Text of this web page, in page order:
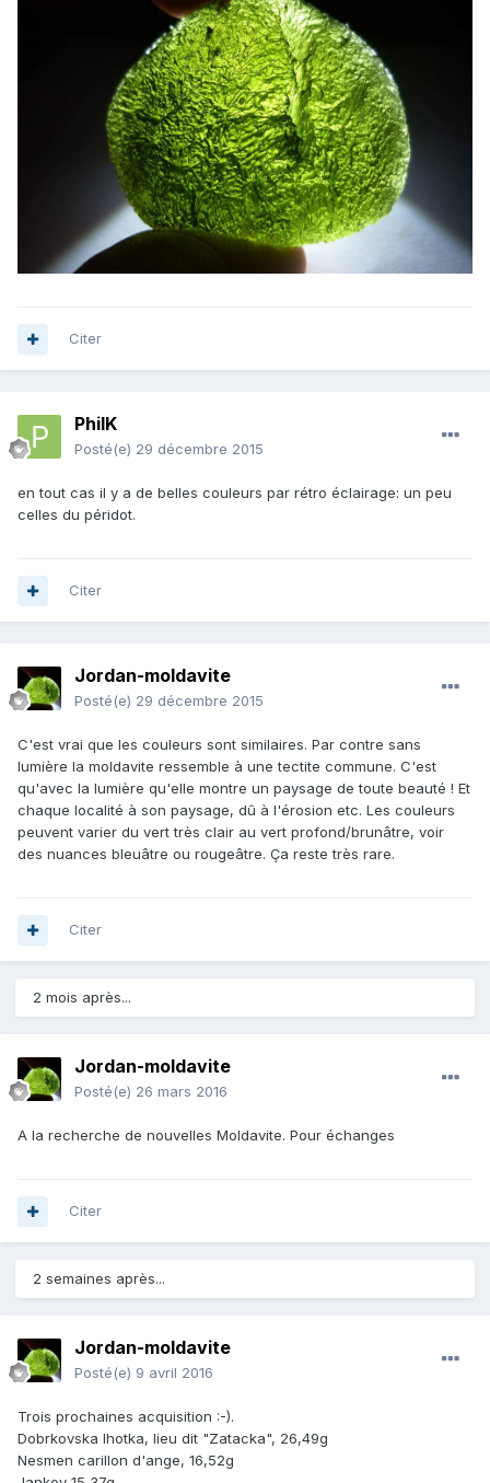
Citer
PhilK
Posté(e) 29 décembre 2015
en tout cas il y a de belles couleurs par rétro éclairage: un peu
celles du péridot.
Citer
Jordan-moldavite
Posté(e) 29 décembre 2015
C'est vrai que les couleurs sont similaires. Par contre sans
lumière la moldavite ressemble à une tectite commune. C'est
qu'avec la lumière qu'elle montre un paysage de toute beauté ! Et
chaque localité à son paysage, dû à l'érosion etc. Les couleurs
peuvent varier du vert très clair au vert profond/brunâtre, voir
des nuances bleuâtre ou rougeâtre. Ça reste très rare.
Citer
2 mois après...
Jordan-moldavite
Posté(e) 26 mars 2016
A la recherche de nouvelles Moldavite. Pour échanges
Citer
2 semaines après...
Jordan-moldavite
Posté(e) 9 avril 2016
Trois prochaines acquisition :-).
Dobrkovska lhotka, lieu dit "Zatacka", 26,49g
Nesmen carillon d'ange, 16,52g